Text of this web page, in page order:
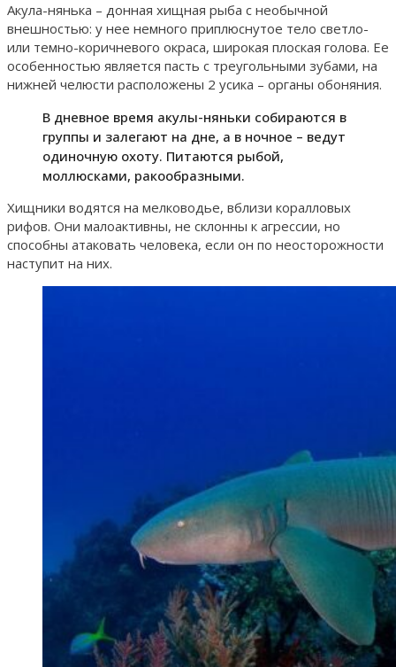
Акула-нянька – донная хищная рыба с необычной
внешностью: у нее немного приплюснутое тело светло-
или темно-коричневого окраса, широкая плоская голова. Ее
особенностью является пасть с треугольными зубами, на
нижней челюсти расположены 2 усика – органы обоняния.
В дневное время акулы-няньки собираются в
группы и залегают на дне, а в ночное – ведут
одиночную охоту. Питаются рыбой,
моллюсками, ракообразными.
Хищники водятся на мелководье, вблизи коралловых
рифов. Они малоактивны, не склонны к агрессии, но
способны атаковать человека, если он по неосторожности
наступит на них.